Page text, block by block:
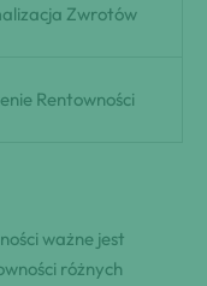
Zwrotów
Rentowności
ważne jest
różnych